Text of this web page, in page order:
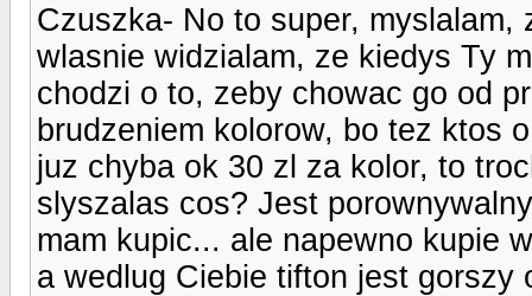
Czuszka- No to super,
wlasnie widzialam, ze kiedys Ty
chodzi o to, zeby chowac go od
brudzeniem kolorow, bo tez ktos
juz chyba ok 30 zl za kolor, to
slyszalas cos? Jest
mam kupic... ale napewno kupie
a wedlug Ciebie tifton jest